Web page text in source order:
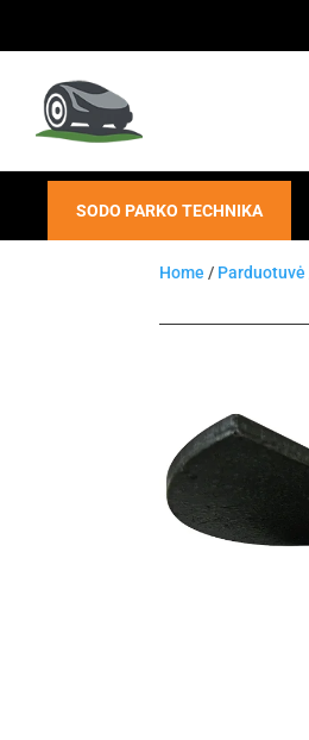
SODO PARKO TECHNIKA
Home / Parduotuvė